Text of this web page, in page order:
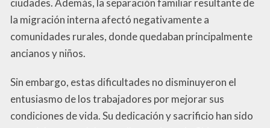
ciudades. Además, la separación familiar resultante de
la migración interna afectó negativamente a
comunidades rurales, donde quedaban principalmente
ancianos y niños.
Sin embargo, estas dificultades no disminuyeron el
entusiasmo de los trabajadores por mejorar sus
condiciones de vida. Su dedicación y sacrificio han sido